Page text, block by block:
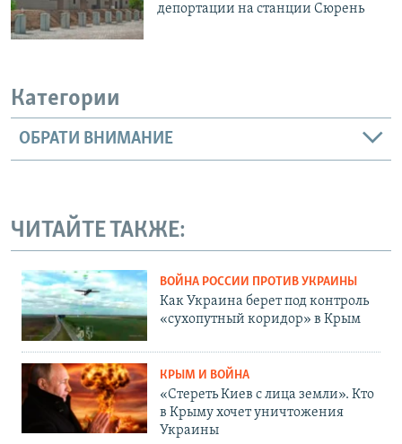
депортации на станции Сюрень
Категории
ОБРАТИ ВНИМАНИЕ
ЧИТАЙТЕ ТАКЖЕ:
ВОЙНА РОССИИ ПРОТИВ УКРАИНЫ
Как Украина берет под контроль
«сухопутный коридор» в Крым
КРЫМ И ВОЙНА
«Стереть Киев с лица земли». Кто
в Крыму хочет уничтожения
Украины